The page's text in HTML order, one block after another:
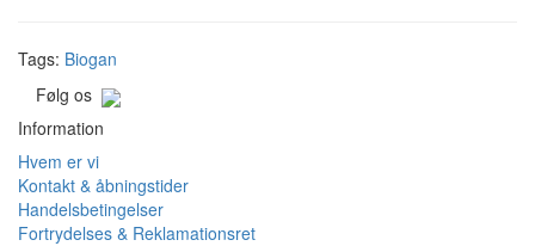
Tags: Biogan
Følg os
Information
Hvem er vi
Kontakt & åbningstider
Handelsbetingelser
Fortrydelses & Reklamationsret